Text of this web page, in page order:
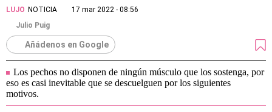
LUJO NOTICIA
17 mar 2022 - 08:56
Julio Puig
Añádenos en Google
Los pechos no disponen de ningún músculo que los sostenga, por
eso es casi inevitable que se descuelguen por los siguientes
motivos.